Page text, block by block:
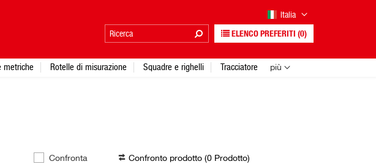
Confronta Confronto prodotto (0 Prodotto)
Italia
ELENCO PREFERITI (0)
metriche Rotelle di misurazione Squadre e righelli Tracciatore più